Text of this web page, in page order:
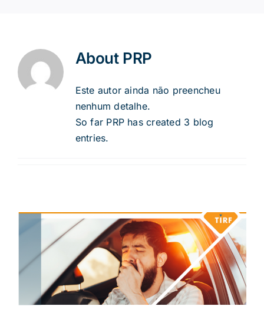
About PRP
Este autor ainda não preencheu
nenhum detalhe.
So far PRP has created 3 blog
entries.